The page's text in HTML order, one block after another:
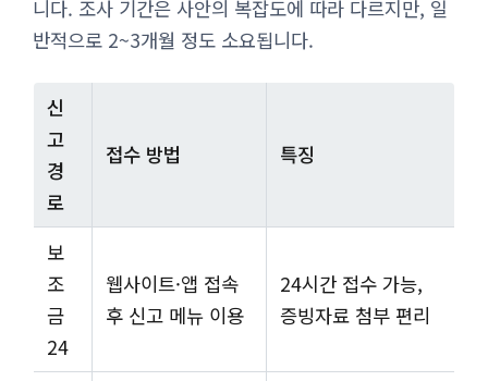
니다. 조사 기간은 사안의 복잡도에 따라 다르지만, 일
반적으로 2~3개월 정도 소요됩니다.
신
고
경
로
접수 방법 특징
보
조
금
24
웹사이트·앱 접속
후 신고 메뉴 이용
24시간 접수 가능,
증빙자료 첨부 편리